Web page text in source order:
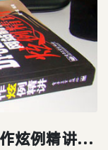
《Dreamweaver cs3网站制作炫例精讲》同事的一本新作